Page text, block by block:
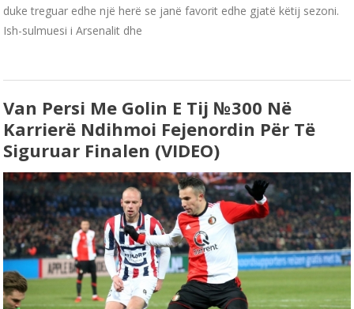
duke treguar edhe një herë se janë favorit edhe gjatë këtij sezoni.
Ish-sulmuesi i Arsenalit dhe
Van Persi Me Golin E Tij №300 Në
Karrierë Ndihmoi Fejenordin Për Të
Siguruar Finalen (VIDEO)